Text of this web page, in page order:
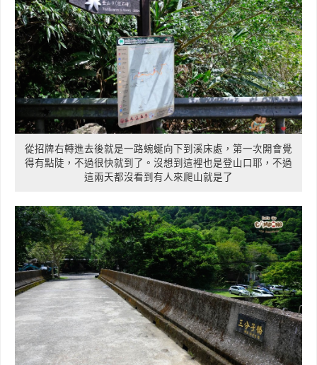
從招牌右轉進去後就是一路蜿蜒向下到溪床處，第一次開會覺
得有點陡，不過很快就到了。沒想到這裡也是登山口耶，不過
這兩天都沒看到有人來爬山就是了